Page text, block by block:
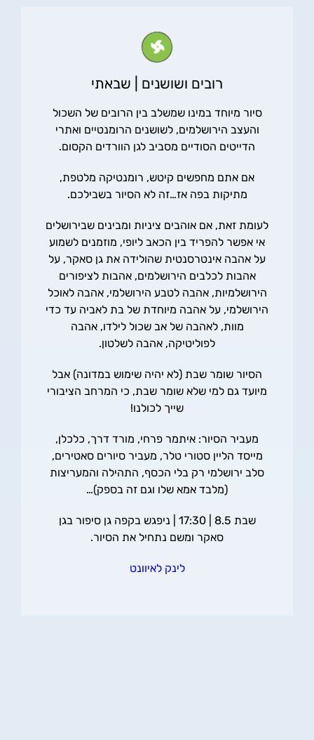
רובים ושושנים | שבאתי
סיור מיוחד במינו שמשלב בין הרובים של השכול
והעצב הירושלמים, לשושנים הרומנטיים ואתרי
הדייטים הסודיים מסביב לגן הוורדים הקסום.
אם אתם מחפשים קיטש, רומנטיקה מלטפת,
מתיקות בפה אז…זה לא הסיור בשבילכם.
לעומת זאת, אם אוהבים ציניות ומבינים שבירושלים
אי אפשר להפריד בין הכאב ליופי, מוזמנים לשמוע
על אהבה אינטרסנטית שהולידה את גן סאקר, על
אהבות לכלבים הירושלמים, אהבות לציפורים
הירושלמיות, אהבה לטבע הירושלמי, אהבה לאוכל
הירושלמי, על אהבה מיוחדת של בת לאביה עד כדי
מוות, לאהבה של אב שכול לילדו, אהבה
לפוליטיקה, אהבה לשלטון.
הסיור שומר שבת (לא יהיה שימוש במדונה) אבל
מיועד גם למי שלא שומר שבת, כי המרחב הציבורי
שייך לכולנו!
מעביר הסיור: איתמר פרחי, מורד דרך, כלכלן,
מייסד הליין סטורי טלר, מעביר סיורים סאטירים,
סלב ירושלמי רק בלי הכסף, התהילה והמעריצות
(מלבד אמא שלו וגם זה בספק)…
שבת 8.5 | 17:30 | ניפגש בקפה גן סיפור בגן
סאקר ומשם נתחיל את הסיור.
לינק לאיוונט